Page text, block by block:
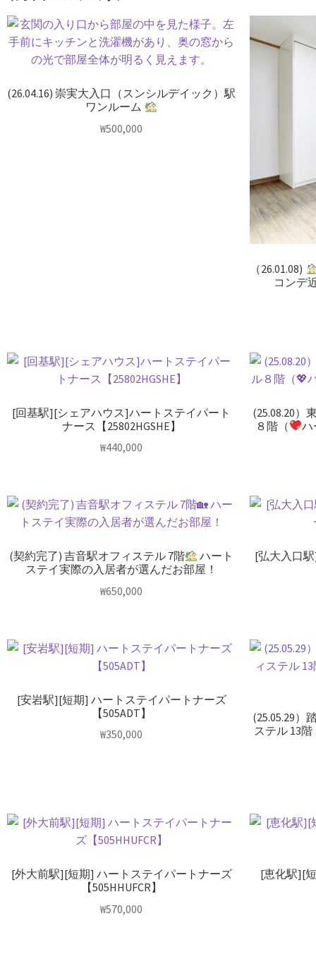
(26.04.16) 崇実大入口（スンシルデイック）駅
ワンルーム
₩500,000
（26.01.08)
コンデ
[回基駅][シェアハウス]ハートステイパート
ナース【25802HGSHE】
₩440,000
(25.08.20）
８階（
ハ
(契約完了) 吉音駅オフィステル 7階
ハート
ステイ実際の入居者が選んだお部屋！
₩650,000
[弘大入口
[安岩駅][短期] ハートステイパートナーズ
【505ADT】
₩350,000
(25.05.29）
ステル 13階
[外大前駅][短期] ハートステイパートナーズ
【505HHUFCR】
₩570,000
[恵化駅][